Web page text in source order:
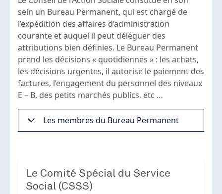
sein un Bureau Permanent, qui est chargé de
l’expédition des affaires d’administration
courante et auquel il peut déléguer des
attributions bien définies. Le Bureau Permanent
prend les décisions « quotidiennes » : les achats,
les décisions urgentes, il autorise le paiement des
factures, l’engagement du personnel des niveaux
E – B, des petits marchés publics, etc …
Les membres du Bureau Permanent
Le Comité Spécial du Service
Social (CSSS)